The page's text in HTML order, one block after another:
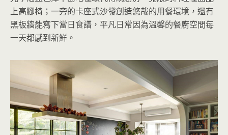
上高腳椅；一旁的卡座式沙發創造悠哉的用餐環境，還有
黑板牆能寫下當日食譜，平凡日常因為溫馨的餐廚空間每
一天都感到新鮮。